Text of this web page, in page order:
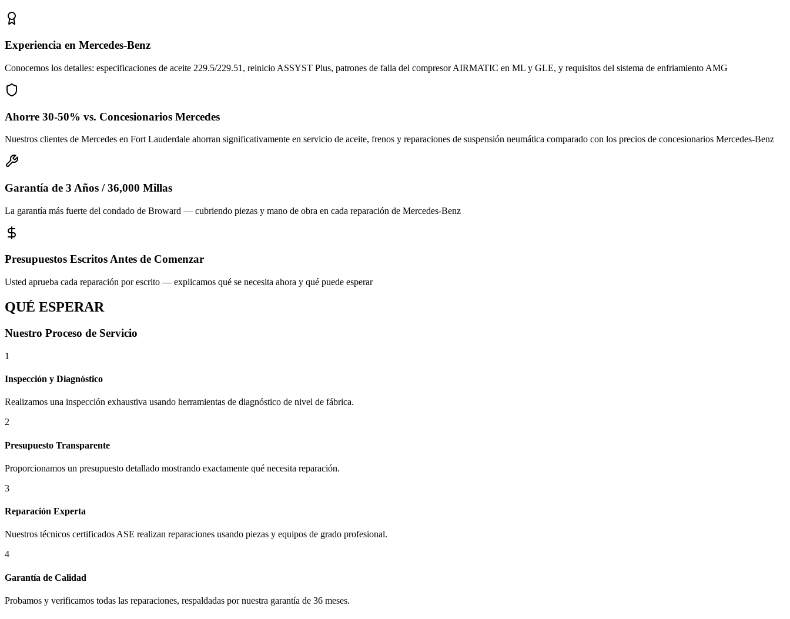
Experiencia en Mercedes-Benz
Conocemos los detalles: especificaciones de aceite 229.5/229.51, reinicio ASSYST Plus, patrones de falla del compresor AIRMATIC en ML y GLE, y requisitos del sistema de enfriamiento AMG
Ahorre 30-50% vs. Concesionarios Mercedes
Nuestros clientes de Mercedes en Fort Lauderdale ahorran significativamente en servicio de aceite, frenos y reparaciones de suspensión neumática comparado con los precios de concesionarios Mercedes-Benz
Garantía de 3 Años / 36,000 Millas
La garantía más fuerte del condado de Broward — cubriendo piezas y mano de obra en cada reparación de Mercedes-Benz
Presupuestos Escritos Antes de Comenzar
Usted aprueba cada reparación por escrito — explicamos qué se necesita ahora y qué puede esperar
QUÉ ESPERAR
Nuestro Proceso de Servicio
1
Inspección y Diagnóstico
Realizamos una inspección exhaustiva usando herramientas de diagnóstico de nivel de fábrica.
2
Presupuesto Transparente
Proporcionamos un presupuesto detallado mostrando exactamente qué necesita reparación.
3
Reparación Experta
Nuestros técnicos certificados ASE realizan reparaciones usando piezas y equipos de grado profesional.
4
Garantía de Calidad
Probamos y verificamos todas las reparaciones, respaldadas por nuestra garantía de 36 meses.